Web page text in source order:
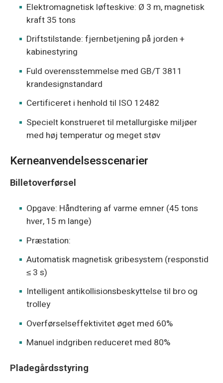
Elektromagnetisk løfteskive: Ø 3 m, magnetisk
kraft 35 tons
Driftstilstande: fjernbetjening på jorden +
kabinestyring
Fuld overensstemmelse med GB/T 3811
krandesignstandard
Certificeret i henhold til ISO 12482
Specielt konstrueret til metallurgiske miljøer
med høj temperatur og meget støv
Kerneanvendelsesscenarier
Billetoverførsel
Opgave: Håndtering af varme emner (45 tons
hver, 15 m lange)
Præstation:
Automatisk magnetisk gribesystem (responstid
≤ 3 s)
Intelligent antikollisionsbeskyttelse til bro og
trolley
Overførselseffektivitet øget med 60%
Manuel indgriben reduceret med 80%
Pladegårdsstyring